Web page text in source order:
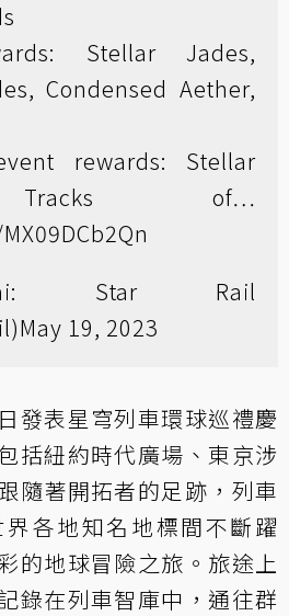
Stellar Jades,
Condensed Aether,
rewards: Stellar
of…
Star Rail
May 19, 2023
發表星穹列車環球巡禮慶
括紐約時代廣場、東京涉
隨著開拓者的足跡，列車
各地知名地標間不斷躍
的地球冒險之旅。旅途上
錄在列車智庫中，通往群